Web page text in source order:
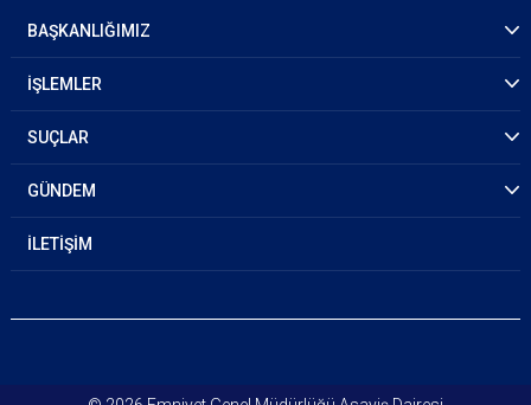
BAŞKANLIĞIMIZ
İŞLEMLER
SUÇLAR
GÜNDEM
İLETİŞİM